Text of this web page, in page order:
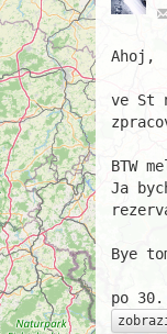
Ahoj,
ve St
BTW
Ja
Bye